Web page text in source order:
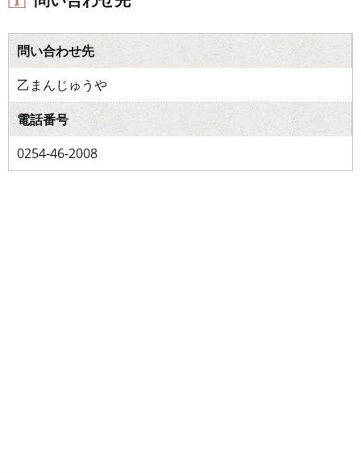
問い合わせ先
乙まんじゅうや
電話番号
0254-46-2008